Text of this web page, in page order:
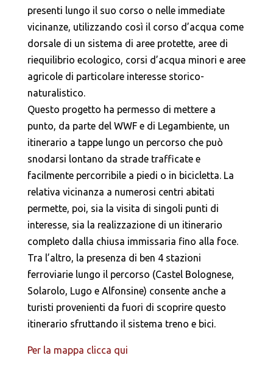
presenti lungo il suo corso o nelle immediate
vicinanze, utilizzando così il corso d’acqua come
dorsale di un sistema di aree protette, aree di
riequilibrio ecologico, corsi d’acqua minori e aree
agricole di particolare interesse storico-
naturalistico.
Questo progetto ha permesso di mettere a
punto, da parte del WWF e di Legambiente, un
itinerario a tappe lungo un percorso che può
snodarsi lontano da strade trafficate e
facilmente percorribile a piedi o in bicicletta. La
relativa vicinanza a numerosi centri abitati
permette, poi, sia la visita di singoli punti di
interesse, sia la realizzazione di un itinerario
completo dalla chiusa immissaria fino alla foce.
Tra l’altro, la presenza di ben 4 stazioni
ferroviarie lungo il percorso (Castel Bolognese,
Solarolo, Lugo e Alfonsine) consente anche a
turisti provenienti da fuori di scoprire questo
itinerario sfruttando il sistema treno e bici.
Per la mappa clicca qui